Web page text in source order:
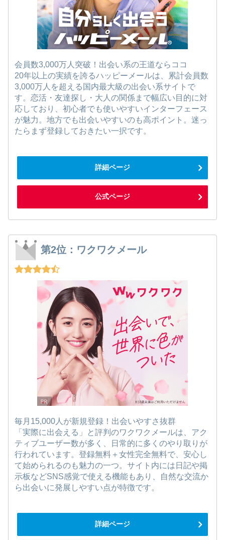
会員数3,000万人突破！出会い系の王道ならココ
20年以上の実績を誇るハッピーメールは、累計会員数
3,000万人を超える国内最大級の出会い系サイトで
す。恋活・友達探し・大人の関係まで幅広い目的に対
応しており、初心者でも使いやすいインターフェース
が魅力。地方でも出会いやすいのも高ポイント。迷っ
たらまず登録しておきたい一択です。
詳細ページ
公式ページ
第2位：ワクワクメール
毎月15,000人が新規登録！出会いやすさ抜群
「実際に出会える」と評判のワクワクメールは、アク
ティブユーザー数が多く、日常的に多くのやり取りが
行われています。登録無料＋女性完全無料で、安心し
て始められるのも魅力の一つ。サイト内には日記や掲
示板などSNS感覚で使える機能もあり、自然な交流か
ら出会いに発展しやすい点が特徴です。
詳細ページ